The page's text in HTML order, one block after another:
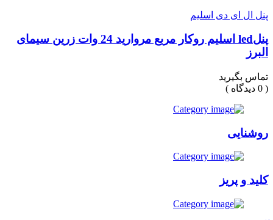
پنل ال ای دی اسلیم
پنلled اسلیم روکار مربع مروارید 24 وات زرین سیمای
البرز
تماس بگیرید
( 0 دیدگاه )
روشنایی
کلید و پریز